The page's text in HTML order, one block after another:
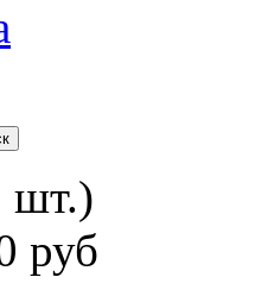
шт.)
руб